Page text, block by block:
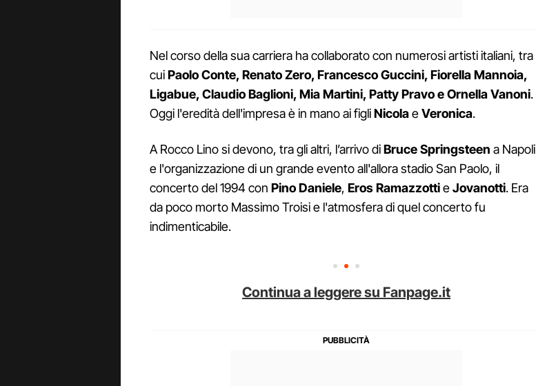
Nel corso della sua carriera ha collaborato con numerosi artisti italiani, tra
cuiPaolo Conte, Renato Zero, Francesco Guccini, Fiorella Mannoia,
Ligabue, Claudio Baglioni, Mia Martini, Patty Pravo e Ornella Vanoni.
Oggi l'eredità dell'impresa è in mano ai figliNicolaeVeronica.
A Rocco Lino si devono, tra gli altri, l’arrivo diBruce Springsteen a Napoli
e l'organizzazione di un grande evento all'allora stadio San Paolo, il
concerto del 1994 con Pino Daniele, Eros RamazzottieJovanotti. Era
da poco morto Massimo Troisi e l'atmosfera di quel concerto fu
indimenticabile.
Continua a leggere su Fanpage.it